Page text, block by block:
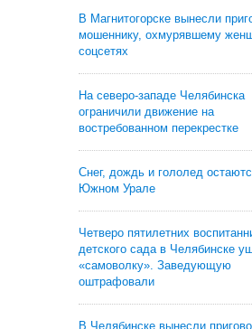
В Магнитогорске вынесли
мошеннику, охмурявшему
соцсетях
На северо-западе Челябинска
ограничили движение на
востребованном перекрестке
Снег, дождь и гололед
Южном Урале
Четверо пятилетних
детского сада в Челябинске
«самоволку». Заведующую
оштрафовали
В Челябинске вынесли